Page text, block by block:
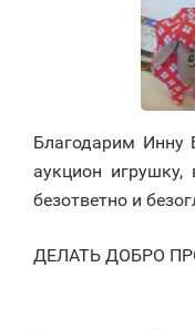
Благодарим Инну
аукцион
безответно и
ДЕЛАТЬ ДОБРО